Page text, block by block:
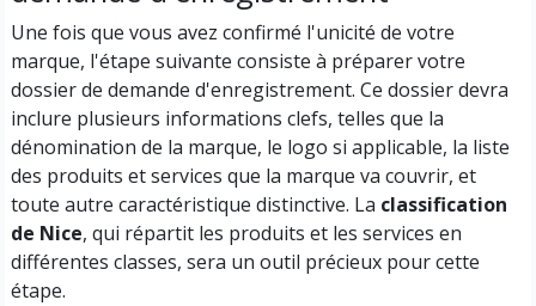
Une fois que vous avez confirmé l'unicité de votre
marque, l'étape suivante consiste à préparer votre
dossier de demande d'enregistrement. Ce dossier devra
inclure plusieurs informations clefs, telles que la
dénomination de la marque, le logo si applicable, la liste
des produits et services que la marque va couvrir, et
toute autre caractéristique distinctive. La classification
de Nice, qui répartit les produits et les services en
différentes classes, sera un outil précieux pour cette
étape.